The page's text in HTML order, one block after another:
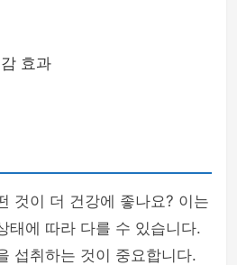
효과
것이 더 건강에 좋나요? 이는
태에 따라 다를 수 있습니다.
섭취하는 것이 중요합니다.